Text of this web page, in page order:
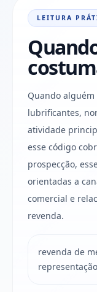
LEITURA
Quando
lubrificantes,
atividade
esse código
prospecção,
orientadas a
comercial e
revenda.
revenda de